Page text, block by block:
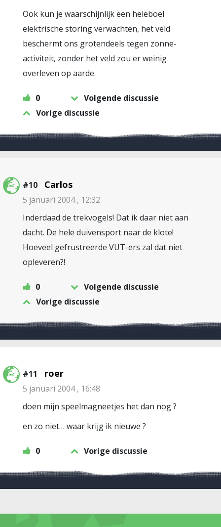
Ook kun je waarschijnlijk een heleboel
elektrische storing verwachten, het veld
beschermt ons grotendeels tegen zonne-
activiteit, zonder het veld zou er weinig
overleven op aarde.
0
Volgende discussie
Vorige discussie
#10 Carlos
5 januari 2004 , 12:32
Inderdaad de trekvogels! Dat ik daar niet aan
dacht. De hele duivensport naar de klote!
Hoeveel gefrustreerde VUT-ers zal dat niet
opleveren?!
0
Volgende discussie
Vorige discussie
#11 roer
5 januari 2004 , 16:48
doen mijn speelmagneetjes het dan nog ?
en zo niet… waar krijg ik nieuwe ?
0 Vorige discussie